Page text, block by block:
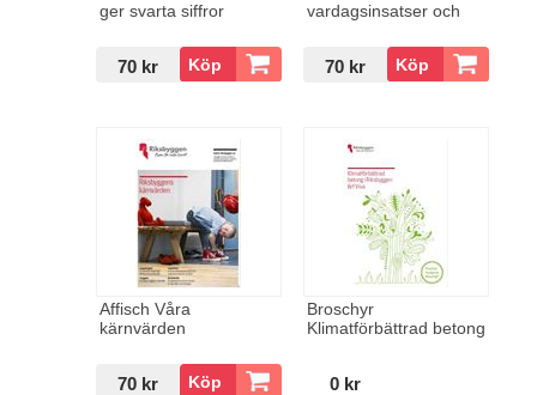
ger svarta siffror
70 kr
vardagsinsatser och
70 kr
Affisch Våra
kärnvärden
70 kr
Broschyr
Klimatförbättrad betong
0 kr